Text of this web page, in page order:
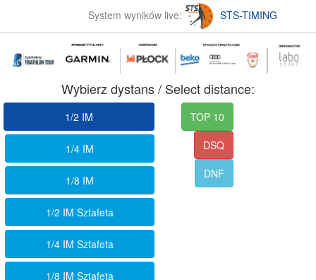
System wyników live: STS-TIMING
Wybierz dystans / Select distance:
1/2 IM
1/4 IM
1/8 IM
1/2 IM Sztafeta
1/4 IM Sztafeta
1/8 IM Sztafeta
TOP 10
DSQ
DNF